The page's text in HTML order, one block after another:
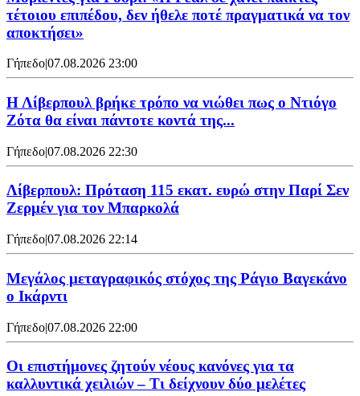
τέτοιου επιπέδου, δεν ήθελε ποτέ πραγματικά να τον
αποκτήσει»
Γήπεδο|07.08.2026 23:00
Η Λίβερπουλ βρήκε τρόπο να νιώθει πως ο Ντιόγο
Ζότα θα είναι πάντοτε κοντά της...
Γήπεδο|07.08.2026 22:30
Λίβερπουλ: Πρόταση 115 εκατ. ευρώ στην Παρί Σεν
Ζερμέν για τον Μπαρκολά
Γήπεδο|07.08.2026 22:14
Μεγάλος μεταγραφικός στόχος της Ράγιο Βαγεκάνο
ο Ικάρντι
Γήπεδο|07.08.2026 22:00
Οι επιστήμονες ζητούν νέους κανόνες για τα
καλλυντικά χειλιών – Τι δείχνουν δύο μελέτες